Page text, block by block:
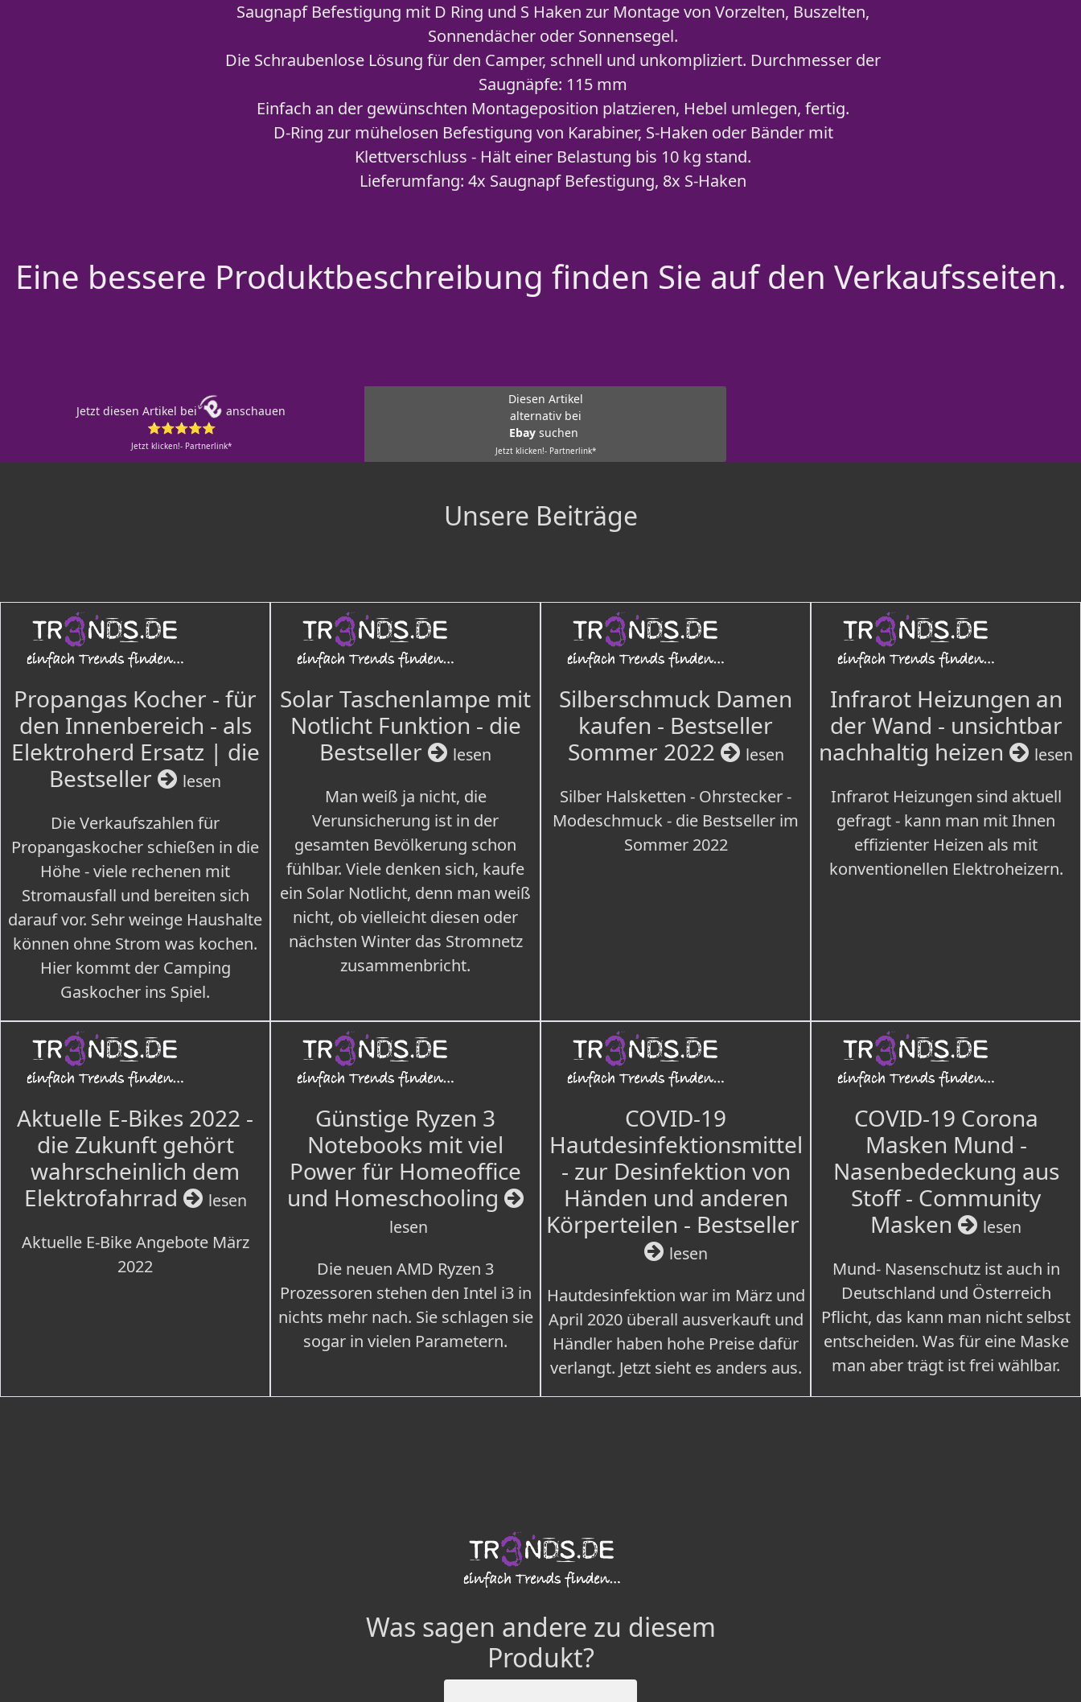
Saugnapf Befestigung mit D Ring und S Haken zur Montage von Vorzelten, Buszelten,
Sonnendächer oder Sonnensegel.
Die Schraubenlose Lösung für den Camper, schnell und unkompliziert. Durchmesser der
Saugnäpfe: 115 mm
Einfach an der gewünschten Montageposition platzieren, Hebel umlegen, fertig.
D-Ring zur mühelosen Befestigung von Karabiner, S-Haken oder Bänder mit
Klettverschluss - Hält einer Belastung bis 10 kg stand.
Lieferumfang: 4x Saugnapf Befestigung, 8x S-Haken
Eine bessere Produktbeschreibung finden Sie auf den Verkaufsseiten.
Jetzt diesen Artikel bei
anschauen
⭐⭐⭐⭐⭐
Jetzt klicken!- Partnerlink*
Diesen Artikel
alternativ bei
Ebay suchen
Jetzt klicken!- Partnerlink*
Unsere Beiträge
Propangas Kocher - für
den Innenbereich - als
Elektroherd Ersatz | die
Bestseller
lesen
Die Verkaufszahlen für
Propangaskocher schießen in die
Höhe - viele rechenen mit
Stromausfall und bereiten sich
darauf vor. Sehr weinge Haushalte
können ohne Strom was kochen.
Hier kommt der Camping
Gaskocher ins Spiel.
Solar Taschenlampe mit
Notlicht Funktion - die
Bestseller
lesen
Man weiß ja nicht, die
Verunsicherung ist in der
gesamten Bevölkerung schon
fühlbar. Viele denken sich, kaufe
ein Solar Notlicht, denn man weiß
nicht, ob vielleicht diesen oder
nächsten Winter das Stromnetz
zusammenbricht.
Silberschmuck Damen
kaufen - Bestseller
Sommer 2022
lesen
Silber Halsketten - Ohrstecker -
Modeschmuck - die Bestseller im
Sommer 2022
Infrarot Heizungen an
der Wand - unsichtbar
nachhaltig heizen
lesen
Infrarot Heizungen sind aktuell
gefragt - kann man mit Ihnen
effizienter Heizen als mit
konventionellen Elektroheizern.
Aktuelle E-Bikes 2022 -
die Zukunft gehört
wahrscheinlich dem
Elektrofahrrad
lesen
Aktuelle E-Bike Angebote März
2022
Günstige Ryzen 3
Notebooks mit viel
Power für Homeoffice
und Homeschooling
lesen
Die neuen AMD Ryzen 3
Prozessoren stehen den Intel i3 in
nichts mehr nach. Sie schlagen sie
sogar in vielen Parametern.
COVID-19
Hautdesinfektionsmittel
- zur Desinfektion von
Händen und anderen
Körperteilen - Bestseller
lesen
Hautdesinfektion war im März und
April 2020 überall ausverkauft und
Händler haben hohe Preise dafür
verlangt. Jetzt sieht es anders aus.
COVID-19 Corona
Masken Mund -
Nasenbedeckung aus
Stoff - Community
Masken
lesen
Mund- Nasenschutz ist auch in
Deutschland und Österreich
Pflicht, das kann man nicht selbst
entscheiden. Was für eine Maske
man aber trägt ist frei wählbar.
Was sagen andere zu diesem
Produkt?